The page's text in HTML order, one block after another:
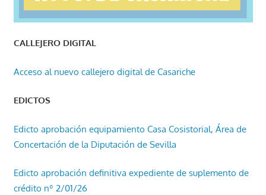
CALLEJERO DIGITAL
Acceso al nuevo callejero digital de Casariche
EDICTOS
Edicto aprobación equipamiento Casa Cosistorial, Área de
Concertación de la Diputación de Sevilla
Edicto aprobación definitiva expediente de suplemento de
crédito nº 2/01/26